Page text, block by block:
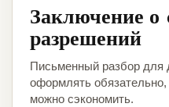
Заключение о
разрешений
Письменный разбор для
оформлять
можно сэкономить.